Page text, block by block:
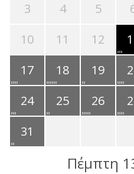
3
4 5
10
11 12
17
18 19
24
25 26
31
Πέμπτη